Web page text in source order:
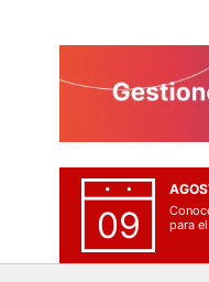
09
para